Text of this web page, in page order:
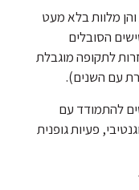
מלוות בלא מעט
הסובלים
לתקופה מוגבלת
עם השנים).
להתמודד עם
פעיות גופנית